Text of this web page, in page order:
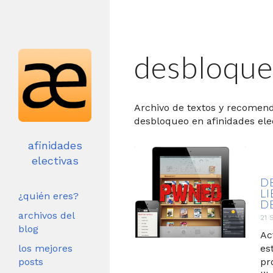
afinidades
electivas
¿quién eres?
archivos del
blog
los mejores
posts
Archivo de textos y
desbloqueo en afinidades
21